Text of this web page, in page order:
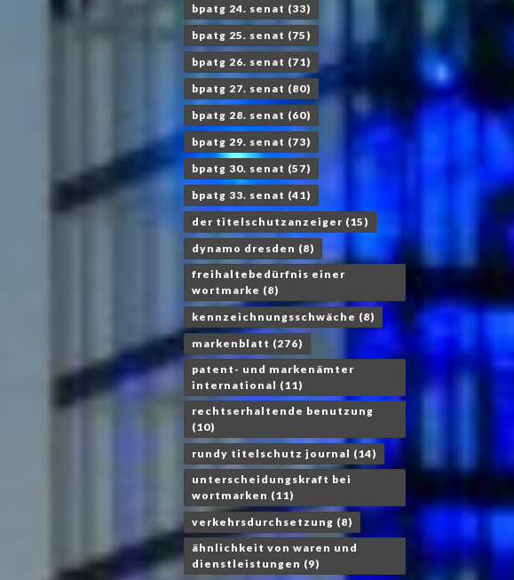
bpatg 24. senat (33)
bpatg 25. senat (75)
bpatg 26. senat (71)
bpatg 27. senat (80)
bpatg 28. senat (60)
bpatg 29. senat (73)
bpatg 30. senat (57)
bpatg 33. senat (41)
der titelschutzanzeiger (15)
dynamo dresden (8)
freihaltebedürfnis einer
wortmarke (8)
kennzeichnungsschwäche (8)
markenblatt (276)
patent- und markenämter
international (11)
rechtserhaltende benutzung
(10)
rundy titelschutz journal (14)
unterscheidungskraft bei
wortmarken (11)
verkehrsdurchsetzung (8)
ähnlichkeit von waren und
dienstleistungen (9)